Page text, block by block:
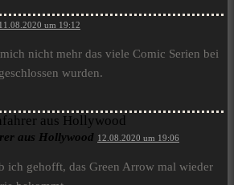
11.08.2020 um 19:12
nicht mehr das viele Comic Serien bei
wurden.
aus Hollywood 12.08.2020 um 19:06
ich gehofft, das Green Arrow mal wieder